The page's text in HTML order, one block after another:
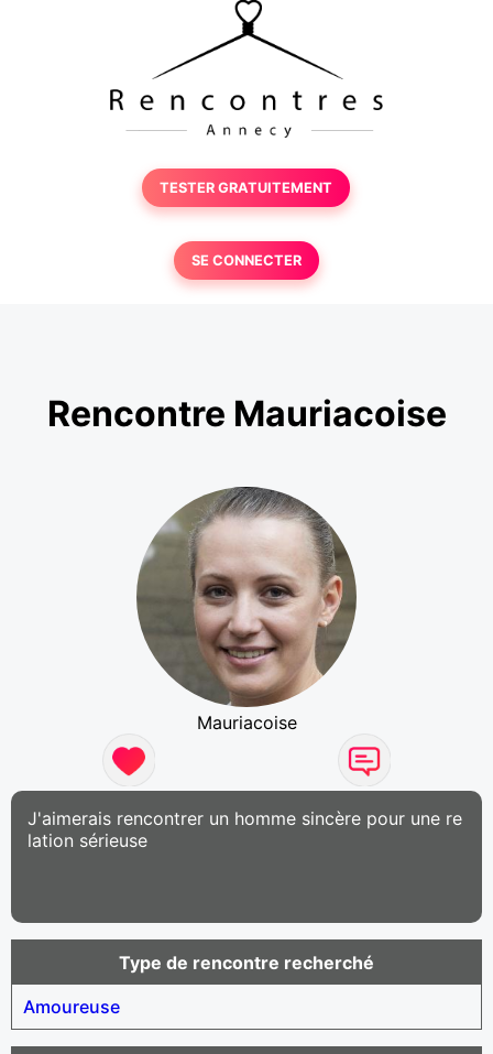
TESTER GRATUITEMENT
SE CONNECTER
Rencontre Mauriacoise
Mauriacoise
J'aimerais rencontrer un homme sincère pour une re
lation sérieuse
Type de rencontre recherché
Amoureuse